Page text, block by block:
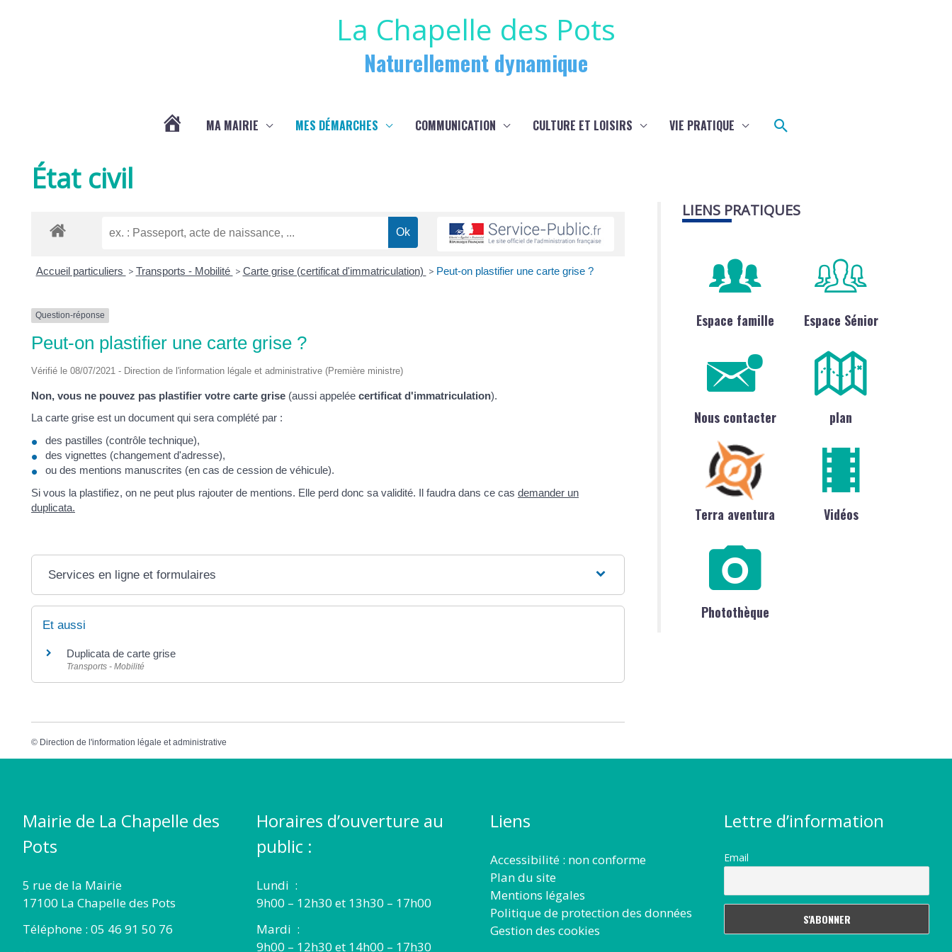
La Chapelle des Pots
Naturellement dynamique
LA
POTS
MA MAIRIE MES DÉMARCHES COMMUNICATION CULTURE ET LOISIRS VIE PRATIQUE Rechercher
État civil
Accueil particuliers > Transports - Mobilité > Carte grise (certificat d'immatriculation) > Peut-on plastifier une carte grise ?
Question-réponse
Peut-on plastifier une carte grise ?
Vérifié le 08/07/2021 - Direction de l'information légale et administrative (Première ministre)
Non, vous ne pouvez pas plastifier votre carte grise (aussi appelée certificat d'immatriculation).
La carte grise est un document qui sera complété par :
des pastilles (contrôle technique),
des vignettes (changement d'adresse),
ou des mentions manuscrites (en cas de cession de véhicule).
Si vous la plastifiez, on ne peut plus rajouter de mentions. Elle perd donc sa validité. Il faudra dans ce cas demander un
duplicata.
Services en ligne et formulaires
Et aussi
Duplicata de carte grise
Transports - Mobilité
© Direction de l'information légale et administrative
LIENS PRATIQUES
Espace famille Espace Sénior
Nous contacter plan
Terra aventura Vidéos
Photothèque
Mairie de La Chapelle des
Pots
5 rue de la Mairie
17100 La Chapelle des Pots
Téléphone : 05 46 91 50 76
Horaires d’ouverture au
public :
Lundi :
9h00 – 12h30 et 13h30 – 17h00
Mardi :
9h00 – 12h30 et 14h00 – 17h30
Liens
Accessibilité : non conforme
Plan du site
Mentions légales
Politique de protection des données
Gestion des cookies
Lettre d’information
Email